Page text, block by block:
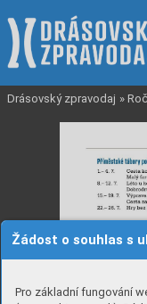
Žádost o souhlas s
Pro základní fungování
Drásovský zpravodaj »